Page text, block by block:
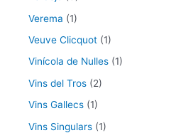
Verema (1)
Veuve Clicquot (1)
Vinícola de Nulles (1)
Vins del Tros (2)
Vins Gallecs (1)
Vins Singulars (1)